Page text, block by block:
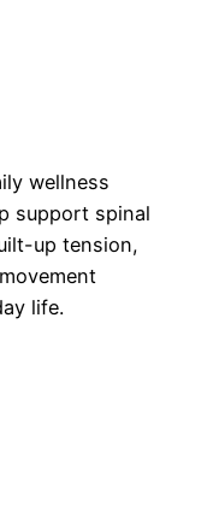
wellness
support spinal
up tension,
life.